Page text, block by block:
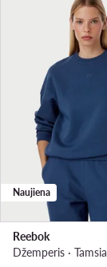
Naujiena
Reebok